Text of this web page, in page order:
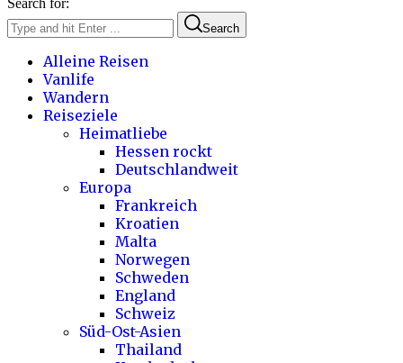
Search
Alleine Reisen
Vanlife
Wandern
Reiseziele
Heimatliebe
Hessen rockt
Deutschlandweit
Europa
Frankreich
Kroatien
Malta
Norwegen
Schweden
England
Schweiz
Süd-Ost-Asien
Thailand